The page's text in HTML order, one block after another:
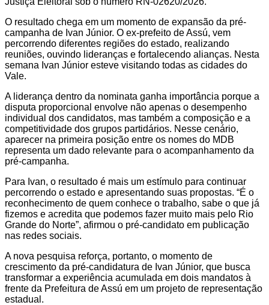
O resultado chega em um momento de expansão da pré-
campanha de Ivan Júnior. O ex-prefeito de Assú, vem
percorrendo diferentes regiões do estado, realizando
reuniões, ouvindo lideranças e fortalecendo alianças. Nesta
semana Ivan Júnior esteve visitando todas as cidades do
Vale.
A liderança dentro da nominata ganha importância porque a
disputa proporcional envolve não apenas o desempenho
individual dos candidatos, mas também a composição e a
competitividade dos grupos partidários. Nesse cenário,
aparecer na primeira posição entre os nomes do MDB
representa um dado relevante para o acompanhamento da
pré-campanha.
Para Ivan, o resultado é mais um estímulo para continuar
percorrendo o estado e apresentando suas propostas. “É o
reconhecimento de quem conhece o trabalho, sabe o que já
fizemos e acredita que podemos fazer muito mais pelo Rio
Grande do Norte”, afirmou o pré-candidato em publicação
nas redes sociais.
A nova pesquisa reforça, portanto, o momento de
crescimento da pré-candidatura de Ivan Júnior, que busca
transformar a experiência acumulada em dois mandatos à
frente da Prefeitura de Assú em um projeto de representação
estadual.